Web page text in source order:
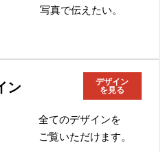
写真で伝えたい。
ン
デザイン
を見る
全てのデザインを
ご覧いただけます。